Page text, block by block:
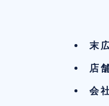
末
店
会